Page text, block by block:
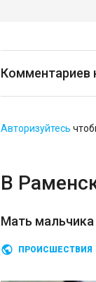
Комментариев
Авторизуйтесь
В
Мать
ПРОИСШЕСТВИЯ